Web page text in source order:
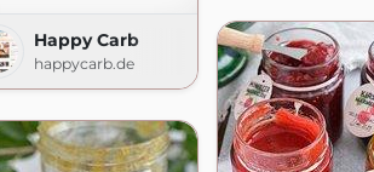
Happy Carb
happycarb.de